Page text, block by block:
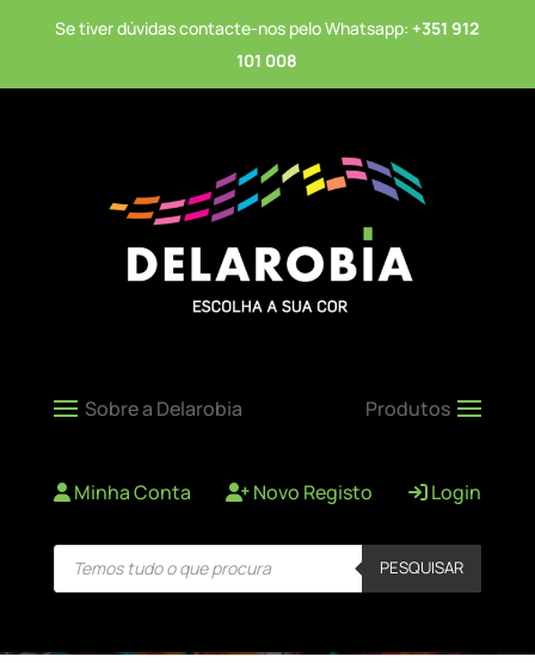
Se tiver dúvidas contacte-nos pelo Whatsapp: +351 912
101 008
Minha Conta Novo Registo Login
Products
search PESQUISAR